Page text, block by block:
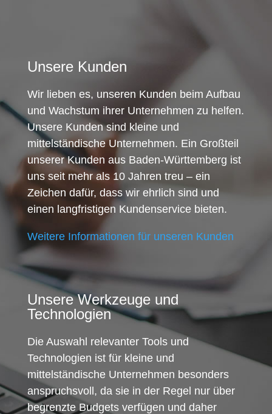
Unsere Kunden
Wir lieben es, unseren Kunden beim Aufbau
und Wachstum ihrer Unternehmen zu helfen.
Unsere Kunden sind kleine und
mittelständische Unternehmen. Ein Großteil
unserer Kunden aus Baden-Württemberg ist
uns seit mehr als 10 Jahren treu – ein
Zeichen dafür, dass wir ehrlich sind und
einen langfristigen Kundenservice bieten.
Weitere Informationen für unseren Kunden
Unsere Werkzeuge und
Technologien
Die Auswahl relevanter Tools und
Technologien ist für kleine und
mittelständische Unternehmen besonders
anspruchsvoll, da sie in der Regel nur über
begrenzte Budgets verfügen und daher